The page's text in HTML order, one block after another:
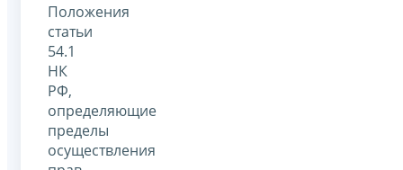
Положения
статьи
54.1
НК
РФ,
определяющие
пределы
осуществления